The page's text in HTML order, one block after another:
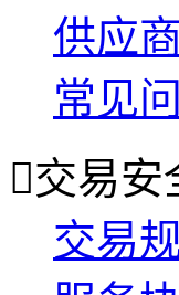
供应
常见
交易安
交易